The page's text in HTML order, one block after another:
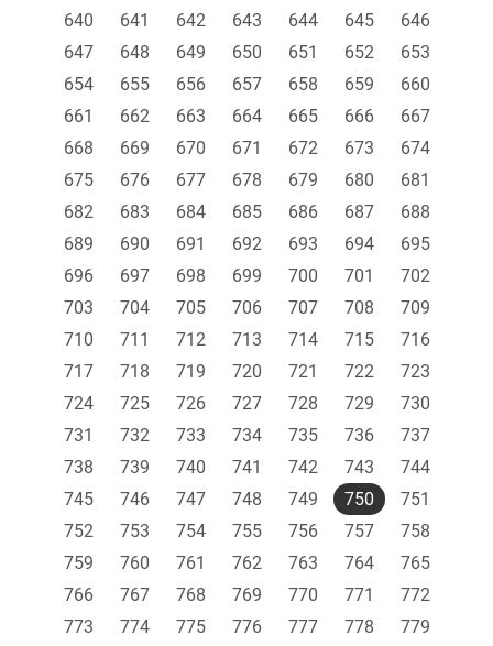
640 641 642 643 644 645
646
647
648 649 650 651 652
653
654
655 656 657 658 659
660
661
662 663 664 665 666
667
668
669 670 671 672 673
674
675
676 677 678 679 680
681
682
683 684 685 686 687
688
689
690 691 692 693 694
695
696
697 698 699 700 701
702
703
704 705 706 707 708
709
710
711 712 713 714 715
716
717
718 719 720 721 722
723
724
725 726 727 728 729
730
731
732 733 734 735 736
737
738
739 740 741 742 743
744
745
746 747 748 749 750
751
752
753 754 755 756 757
758
759
760 761 762 763 764
765
766
767 768 769 770 771
772
773
774 775 776 777 778
779